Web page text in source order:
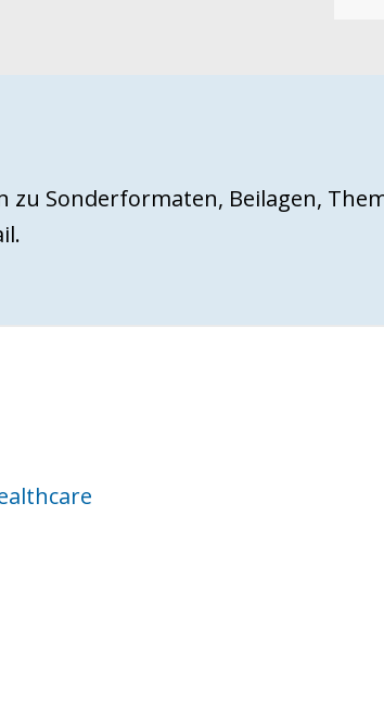
zu Sonderformaten, Beilagen,